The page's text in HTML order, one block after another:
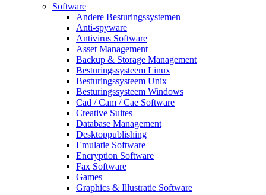
Software
Andere Besturingssystemen
Anti-spyware
Antivirus Software
Asset Management
Backup & Storage Management
Besturingssysteem Linux
Besturingssysteem Unix
Besturingssysteem Windows
Cad / Cam / Cae Software
Creative Suites
Database Management
Desktoppublishing
Emulatie Software
Encryption Software
Fax Software
Games
Graphics & Illustratie Software